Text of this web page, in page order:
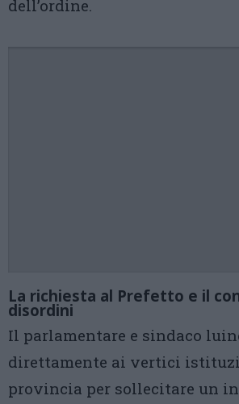
dell’ordine.
La richiesta al Prefetto e il
disordini
Il parlamentare e sindaco
direttamente ai vertici
provincia per sollecitare un